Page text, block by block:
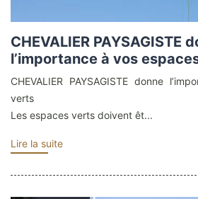
CHEVALIER PAYSAGISTE
l’importance à vos
CHEVALIER PAYSAGISTE donne
verts
Les espaces verts doivent êt...
Lire la suite